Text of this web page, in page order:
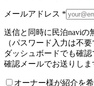
メールアドレス *
送信と同時に民泊naviの
（パスワード入力は不
ダッシュボードでも確
確認メールでお送りしま
オーナー様が紹介を